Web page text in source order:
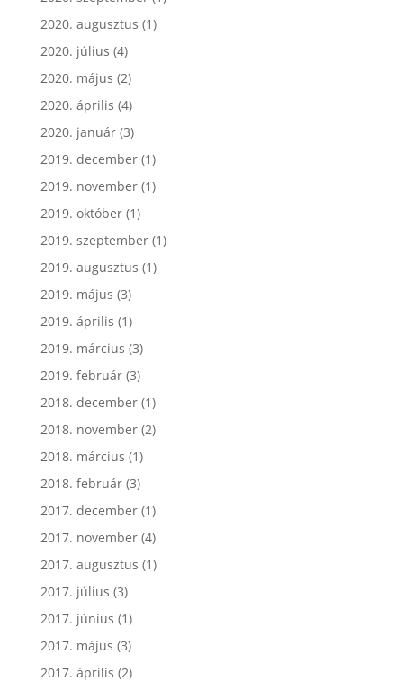
2020. augusztus (1)
2020. július (4)
2020. május (2)
2020. április (4)
2020. január(3)
2019. december(1)
2019. november(1)
2019. október(1)
2019. szeptember(1)
2019. augusztus (1)
2019. május (3)
2019. április (1)
2019. március (3)
2019. február(3)
2018. december(1)
2018. november(2)
2018. március (1)
2018. február(3)
2017. december(1)
2017. november(4)
2017. augusztus (1)
2017. július (3)
2017. június (1)
2017. május (3)
2017. április (2)